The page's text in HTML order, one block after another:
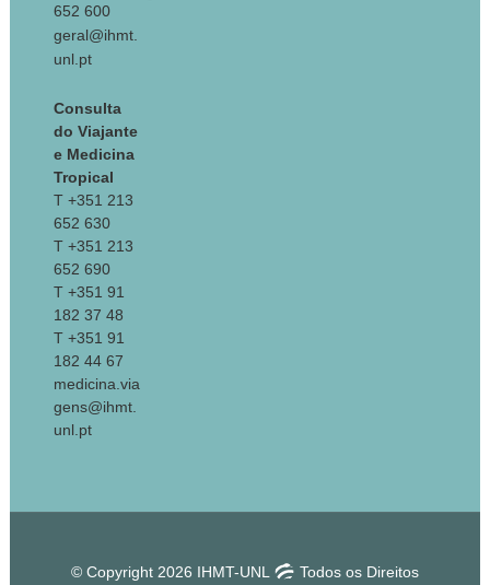
652 600
geral@ihmt.
unl.pt
Consulta
do Viajante
e Medicina
Tropical
T +351 213
652 630
T +351 213
652 690
T +351 91
182 37 48
T +351 91
182 44 67
medicina.via
gens@ihmt.
unl.pt
© Copyright 2026 IHMT-UNL
Todos os Direitos